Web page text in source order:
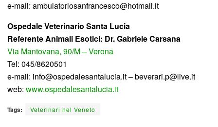
e-mail: ambulatoriosanfrancesco@hotmail.it
Ospedale Veterinario Santa Lucia
Referente Animali Esotici: Dr. Gabriele Carsana
Via Mantovana, 90/M – Verona
Tel: 045/8620501
e-mail: info@ospedalesantalucia.it – beverari.p@live.it
web: www.ospedalesantalucia.it
Tags: Veterinari nel Veneto